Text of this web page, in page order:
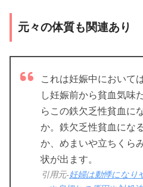
元々の体質も関連あり
これは妊娠中において
し妊娠前から貧血気味
らこの鉄欠乏性貧血に
か。鉄欠乏性貧血にな
か、めまいや立ちくら
状が出ます。
引用元-妊婦は動悸になり